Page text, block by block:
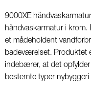
9000XE
håndvaskarmatur i
et mådeholdent
badeværelset. Produktet
indebærer, at det
bestemte typer nybyggeri